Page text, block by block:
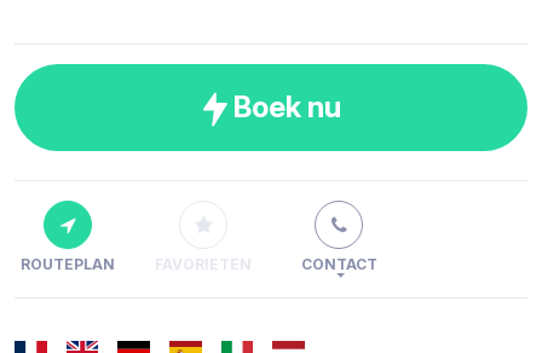
Boek nu
ROUTEPLAN FAVORIETEN CONTACT